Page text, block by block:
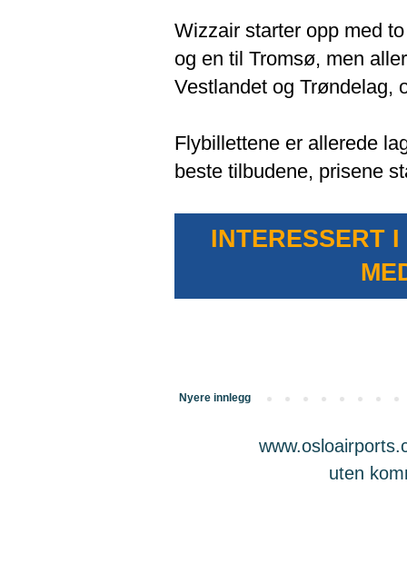
Wizzair starter opp med
og en til Tromsø, men
Vestlandet og Trøndelag,
Flybillettene er allerede
beste tilbudene, prisene
INTERESSERT
Nyere innlegg
uten